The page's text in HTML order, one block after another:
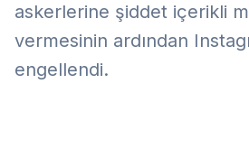
askerlerine şiddet içerikli
vermesinin ardından
engellendi.